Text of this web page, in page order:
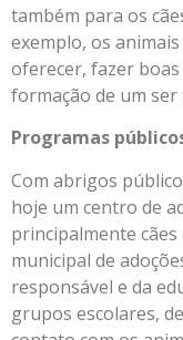
também para os
exemplo, os
oferecer, fazer boas
formação de um ser
Programas
Com abrigos
hoje um centro de
principalmente
municipal de
responsável e da
grupos escolares,